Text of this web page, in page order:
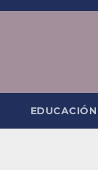
EDUCACIÓN